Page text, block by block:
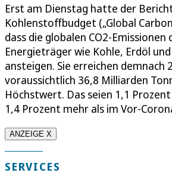
Erst am Dienstag hatte der
Kohlenstoffbudget („Global
dass die globalen CO2-Emissionen
Energieträger wie Kohle, Erdöl
ansteigen. Sie erreichen demnach
voraussichtlich 36,8 Milliarden
Höchstwert. Das seien 1,1
1,4 Prozent mehr als im Vor-
ANZEIGE X
SERVICES